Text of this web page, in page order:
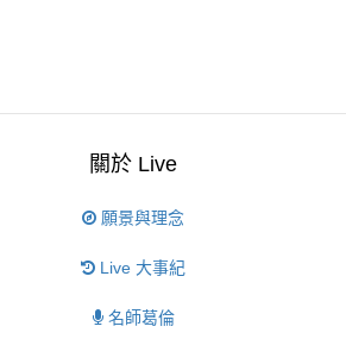
關於 Live
願景與理念
Live 大事紀
名師葛倫